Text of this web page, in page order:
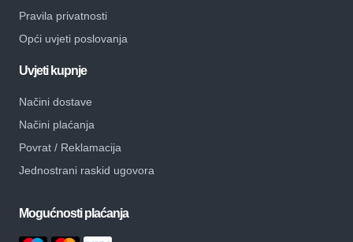
Pravila privatnosti
Opći uvjeti poslovanja
Uvjeti kupnje
Načini dostave
Načini plaćanja
Povrat / Reklamacija
Jednostrani raskid ugovora
Mogućnosti plaćanja